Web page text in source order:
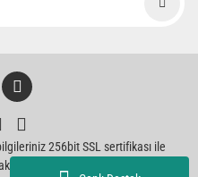
256bit SSL sertifikası ile